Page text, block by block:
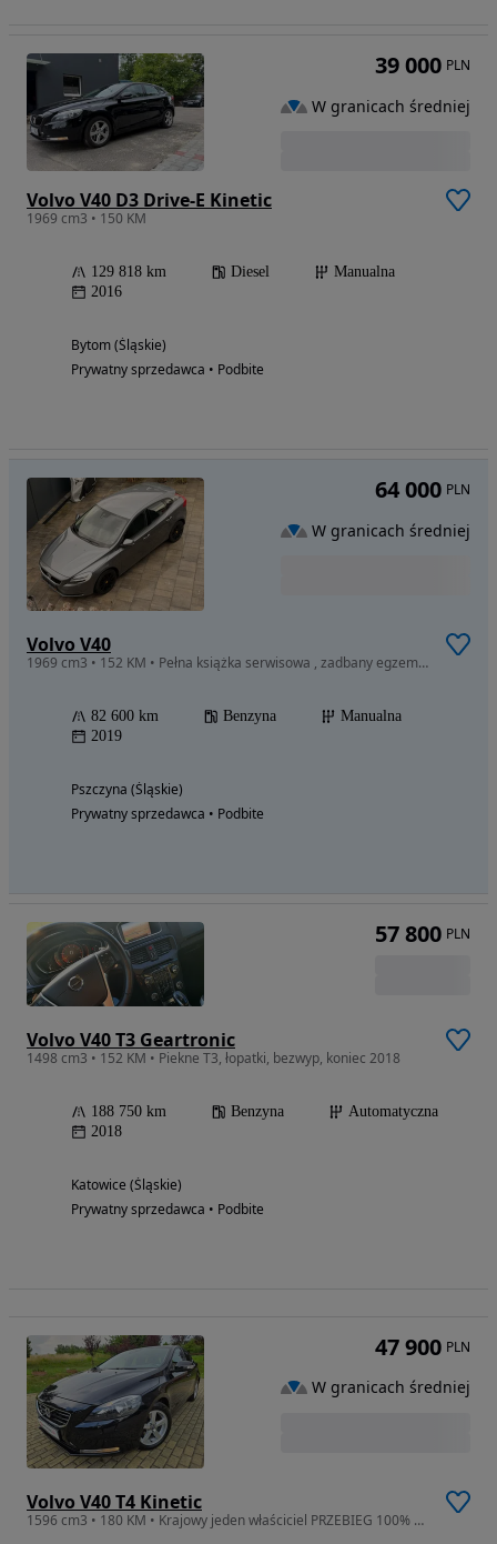
Volvo V40 D3 Drive-E Kinetic
1969 cm3 • 150 KM
129 818 km Diesel
Manualna
2016
Bytom (Śląskie)
Prywatny sprzedawca • Podbite
39 000 PLN
W granicach średniej
Volvo V40
1969 cm3 • 152 KM • Pełna książka serwisowa , zadbany egzemplarz godny uwagi
82 600 km Benzyna
Manualna
2019
Pszczyna (Śląskie)
Prywatny sprzedawca • Podbite
64 000 PLN
W granicach średniej
Volvo V40 T3 Geartronic
1498 cm3 • 152 KM • Piekne T3, łopatki, bezwyp, koniec 2018
188 750 km Benzyna
Automatyczna
2018
Katowice (Śląskie)
Prywatny sprzedawca • Podbite
57 800 PLN
Volvo V40 T4 Kinetic
1596 cm3 • 180 KM • Krajowy jeden właściciel PRZEBIEG 100% serwis ASO
47 900 PLN
W granicach średniej